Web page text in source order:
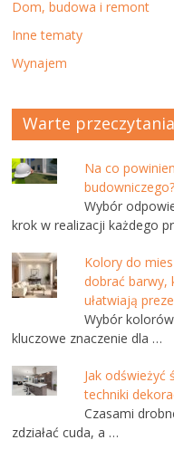
Dom, budowa i remont
Inne tematy
Wynajem
Warte przeczytania
Na co
budowniczego?
Wybór
krok w realizacji każdego
Kolory do
dobrać barwy,
ułatwiają
Wybór
kluczowe znaczenie dla …
Jak odświeżyć
techniki
Czasami
zdziałać cuda, a …